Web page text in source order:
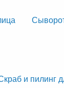
и пилинг